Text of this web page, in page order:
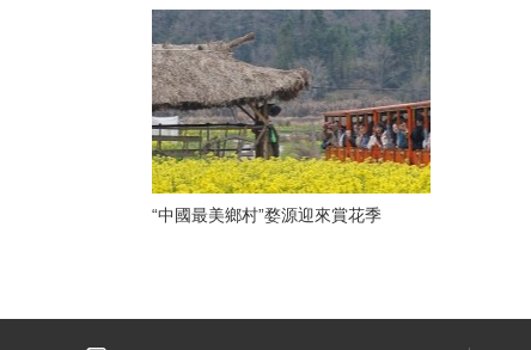
“中國最美鄉村”婺源迎來賞花季